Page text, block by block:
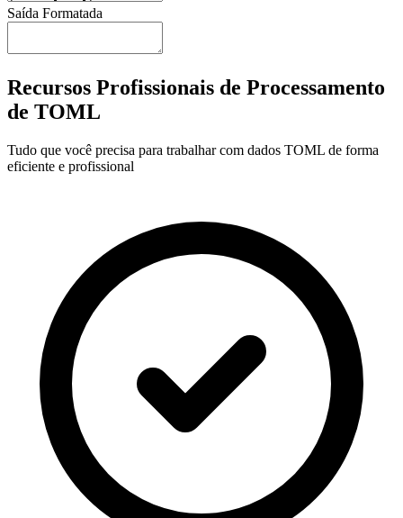
Saída Formatada
Recursos Profissionais de Processamento
de TOML
Tudo que você precisa para trabalhar com dados TOML de forma
eficiente e profissional